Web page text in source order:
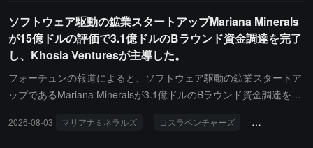
に音声からテキストへの変換会社 Bonobo AI を設立し、2019 年に
Salesforce に買収されました。June のコア製品は、企業の既存シ
ステムを自動的にスキャンし、ビジネスプロセスのボトルネックを
特定し、AI エージェントを段階的に展開するための完全なロードマ
ップを生成します。これにより、企業は Salesforce、ServiceNo
き、高コストの前置きデプロイエンジニア（FDE）に依存する必要
ソフトウェア駆動の鉱業スタートアップMariana Minerals
が15億ドルの評価で3.1億ドルのBラウンド資金調達を完了
し、Khosla Venturesが主導した。
フォーチュンの報道によると、ソフトウェア駆動の鉱業スタートア
ップであるMariana Mineralsが3.1億ドルのBラウンド資金調達を完
Breakthrough Energy Ventures、Greenoaks、BHP Ventures、三菱
2026-08-03 マリアナミネラルズ コスラベンチャーズ 投資と資金調